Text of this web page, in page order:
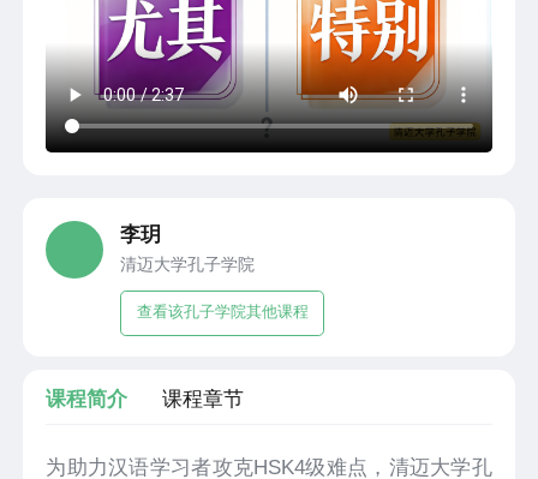
李玥
清迈大学孔子学院
查看该孔子学院其他课程
课程简介 课程章节
为助力汉语学习者攻克HSK4级难点，清迈大学孔